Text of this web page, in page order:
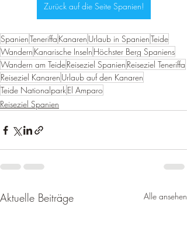
Zurück auf die Seite Spanien!
SpanienTeneriffa Kanaren Urlaub in SpanienTeide
Wandern Kanarische Inseln Höchster Berg Spaniens
Wandern am TeideReiseziel Spanien Reiseziel Teneriffa
Reiseziel Kanaren Urlaub auf den Kanaren
Teide NationalparkEl Amparo
Reiseziel Spanien
Aktuelle Beiträge Alle ansehen